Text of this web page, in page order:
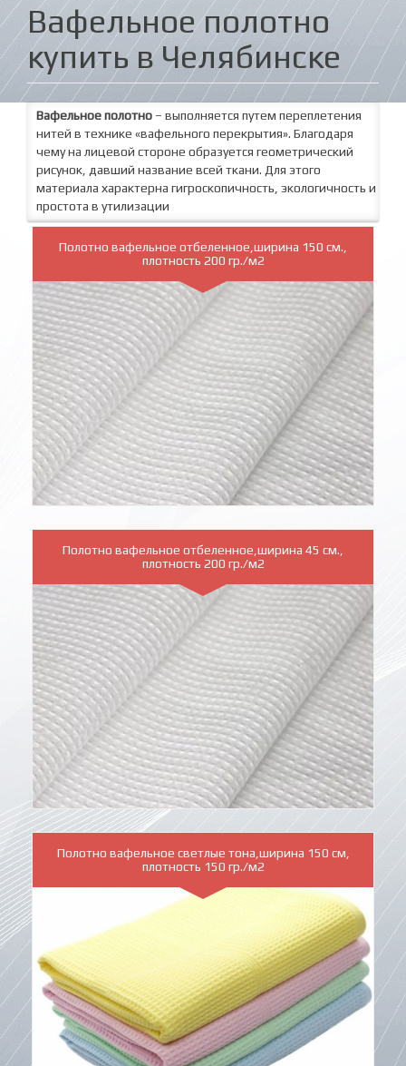
Вафельное полотно
купить в Челябинске
Вафельное полотно – выполняется путем переплетения
нитей в технике «вафельного перекрытия». Благодаря
чему на лицевой стороне образуется геометрический
рисунок, давший название всей ткани. Для этого
материала характерна гигроскопичность, экологичность и
простота в утилизации
Полотно вафельное отбеленное,ширина 150 см.,
плотность 200 гр./м2
Полотно вафельное отбеленное,ширина 45 см.,
плотность 200 гр./м2
Полотно вафельное светлые тона,ширина 150 см,
плотность 150 гр./м2